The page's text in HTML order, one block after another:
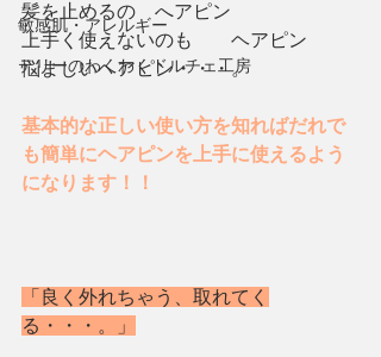
敏感肌・アレルギー
テリーのわくわくドルチェ工房
髪を止めるの　へアピン
上手く使えないのも　　ヘアピン
悩ましいヘアピン・・・。
基本的な正しい使い方を知ればだれで
も簡単にヘアピンを上手に使えるよう
になります！！
「良く外れちゃう、取れてく
る・・・。」